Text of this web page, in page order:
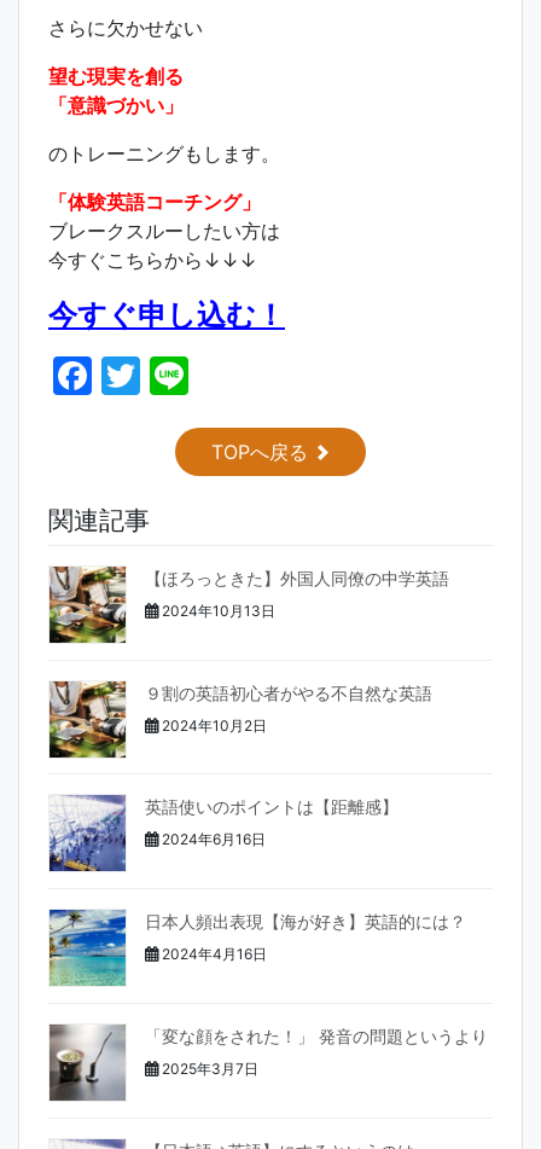
さらに欠かせない
望む現実を創る
「意識づかい」
のトレーニングもします。
「体験英語コーチング」
ブレークスルーしたい方は
今すぐこちらから↓↓↓
今すぐ申し込む！
F
b
o
o
k
T
itt
TOPへ戻る
関連記事
【ほろっときた】外国人同僚の中学英語
2024年10月13日
９割の英語初心者がやる不自然な英語
2024年10月2日
英語使いのポイントは【距離感】
2024年6月16日
日本人頻出表現【海が好き】英語的には？
2024年4月16日
「変な顔をされた！」 発音の問題というより
2025年3月7日